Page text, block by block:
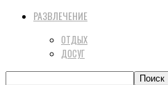
РАЗВЛЕЧЕНИЕ
ОТДЫХ
ДОСУГ